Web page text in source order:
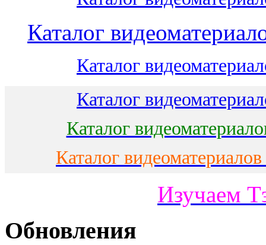
Каталог
Каталог
Каталог
Каталог
Каталог
Изучаем
Обновления